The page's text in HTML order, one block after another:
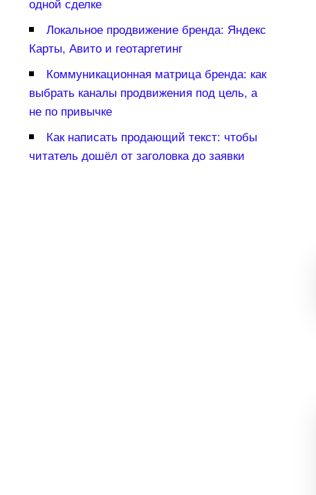
Локальное продвижение бренда: Яндекс
Карты, Авито и геотаргетин
Коммуникационная матрица бренда: как
ыбрать каналы продвижения под цель, а
не по привычке
Как написать продающий текст: чтобы
читатель дошёл от заголовка до заявки